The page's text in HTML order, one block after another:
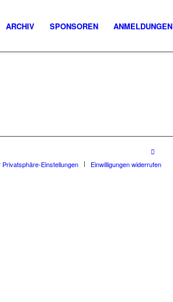
ARCHIV SPONSOREN ANMELDUNGEN
Privatsphäre-Einstellungen Einwilligungen widerrufen